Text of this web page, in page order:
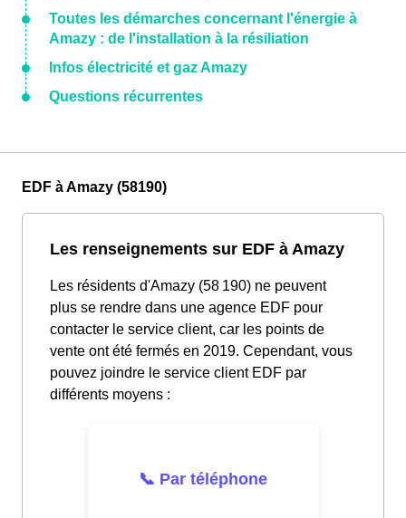
Toutes les démarches concernant l'énergie à
Amazy : de l'installation à la résiliation
Infos électricité et gaz Amazy
Questions récurrentes
EDF à Amazy (58190)
Les renseignements sur EDF à Amazy
Les résidents d'Amazy (58 190) ne peuvent
plus se rendre dans une agence EDF pour
contacter le service client, car les points de
vente ont été fermés en 2019. Cependant, vous
pouvez joindre le service client EDF par
différents moyens :
📞 Par téléphone